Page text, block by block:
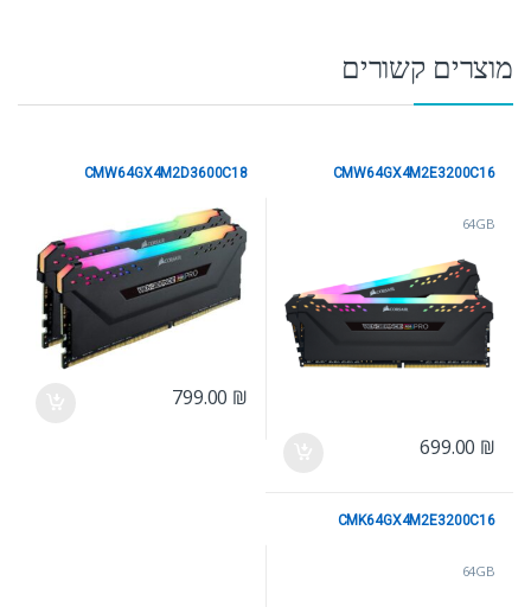
מוצרים קשורים
64GB
CMW64GX4M2E3200C16
699.00 ₪
64GB
CMW64GX4M2D3600C18
799.00 ₪
64GB
CMK64GX4M2E3200C16